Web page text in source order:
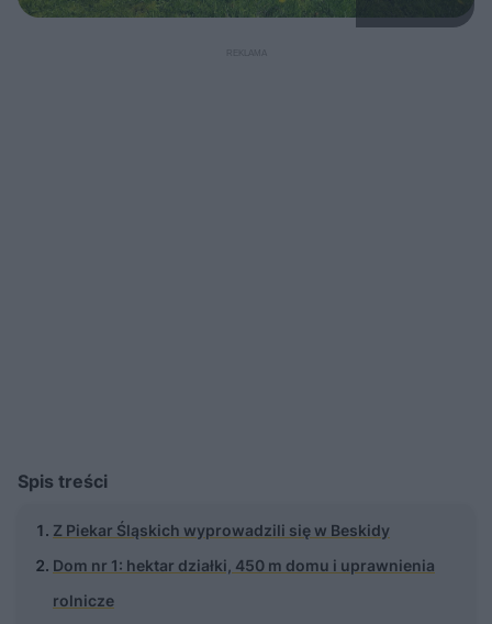
Spis treści
Z Piekar Śląskich wyprowadzili się w Beskidy
Dom nr 1: hektar działki, 450 m domu i uprawnienia
rolnicze